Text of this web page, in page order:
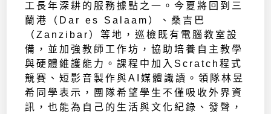
工長年深耕的服務據點之一。今夏將回到三
蘭港（Dar es Salaam）、桑吉巴
（Zanzibar）等地，巡檢既有電腦教室設
備，並加強教師工作坊，協助培養自主教學
與硬體維護能力。課程中加入Scratch程式
競賽、短影音製作與AI媒體識讀。領隊林昱
希同學表示，團隊希望學生不僅吸收外界資
訊，也能為自己的生活與文化紀錄、發聲，